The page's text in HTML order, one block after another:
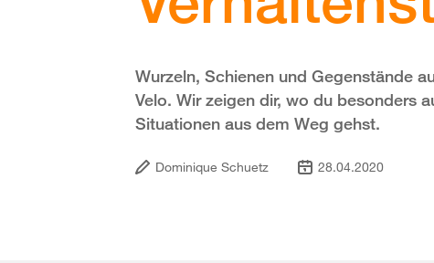
Wurzeln, Schienen und Gegenstände
Velo. Wir zeigen dir, wo du besonders
Situationen aus dem Weg gehst.
Dominique Schuetz 28.04.2020